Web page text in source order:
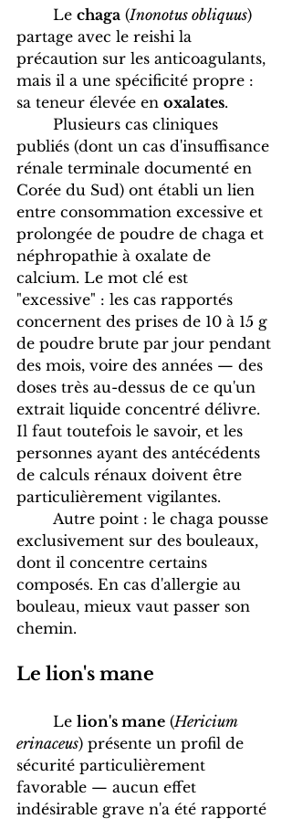
	Le
chaga (Inonotus obliquus)
partage avec le reishi la
précaution sur les anticoagulants,
mais il a une spécificité propre :
sa teneur élevée en oxalates.
publiés (dont un cas d'insuffisance
rénale terminale documenté en
Corée du Sud) ont établi un lien
entre consommation excessive et
prolongée de poudre de chaga et
néphropathie à oxalate de
calcium. Le mot clé est
"excessive" : les cas rapportés
concernent des prises de 10 à 15 g
de poudre brute par jour pendant
des mois, voire des années — des
doses très au-dessus de ce qu'un
extrait liquide concentré délivre.
Il faut toutefois le savoir, et les
personnes ayant des antécédents
de calculs rénaux doivent être
particulièrement vigilantes.
exclusivement sur des bouleaux,
dont il concentre certains
composés. En cas d'allergie au
bouleau, mieux vaut passer son
chemin.
Le lion's mane
	Le
lion's mane (Hericium
erinaceus) présente un profil de
sécurité particulièrement
favorable — aucun effet
indésirable grave n'a été rapporté